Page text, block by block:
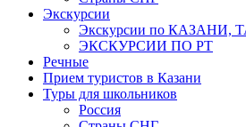
Экскурсии
Экскурсии по
ЭКСКУРСИИ ПО РТ
Речные
Прием туристов в Казани
Туры для школьников
Россия